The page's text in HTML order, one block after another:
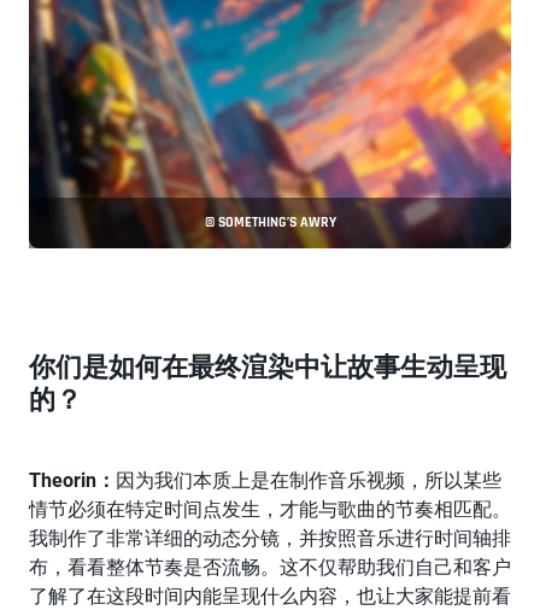
© SOMETHING’S AWRY
你们是如何在最终渲染中让故事生动呈现
的？
Theorin： 因为我们本质上是在制作音乐视频，所以某些
情节必须在特定时间点发生，才能与歌曲的节奏相匹配。
我制作了非常详细的动态分镜，并按照音乐进行时间轴排
布，看看整体节奏是否流畅。这不仅帮助我们自己和客户
了解了在这段时间内能呈现什么内容，也让大家能提前看